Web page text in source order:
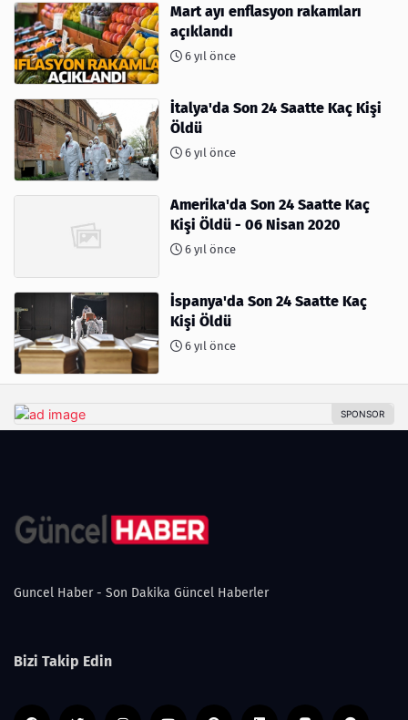
Mart ayı enflasyon rakamları
açıklandı
6 yıl önce
İtalya'da Son 24 Saatte Kaç Kişi
Öldü
6 yıl önce
Amerika'da Son 24 Saatte Kaç
Kişi Öldü - 06 Nisan 2020
6 yıl önce
İspanya'da Son 24 Saatte Kaç
Kişi Öldü
6 yıl önce
Guncel Haber - Son Dakika Güncel Haberler
Bizi Takip Edin